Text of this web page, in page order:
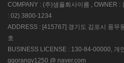
COMPANY : (주)샘플회사이름 , OWNER
: 02) 3800-1234
ADDRESS : [415767] 경기도 김포시 풍무
호
BUSINESS LICENSE : 130-84-00000, 개
ggorangy1250 @ naver.com